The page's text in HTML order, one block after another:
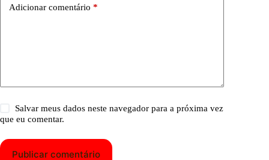
Adicionar comentário *
Salvar meus dados neste navegador para a próxima vez
que eu comentar.
Publicar comentário